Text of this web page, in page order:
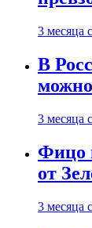
3 месяца
В
3 месяца
Фицо
от
3 месяца